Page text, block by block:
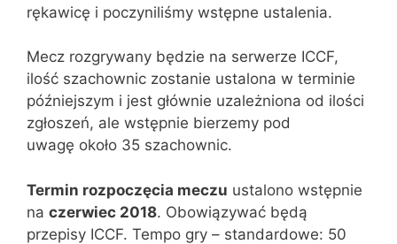
rękawicę i poczyniliśmy wstępne ustalenia.
Mecz rozgrywany będzie na serwerze ICCF,
ilość szachownic zostanie ustalona w terminie
późniejszym i jest głównie uzależniona od ilości
zgłoszeń, ale wstępnie bierzemy pod
uwagę około 35 szachownic.
Termin rozpoczęcia meczu ustalono wstępnie
na czerwiec 2018. Obowiązywać będą
przepisy ICCF. Tempo gry – standardowe: 50